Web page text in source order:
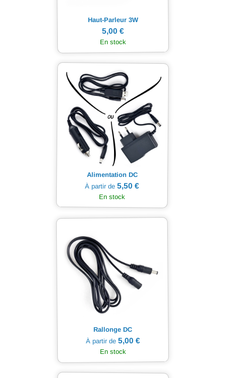
Haut-Parleur 3W
5,00 €
En stock
Alimentation DC
À partir de5,50 €
En stock
Rallonge DC
À partir de 5,00 €
En stock